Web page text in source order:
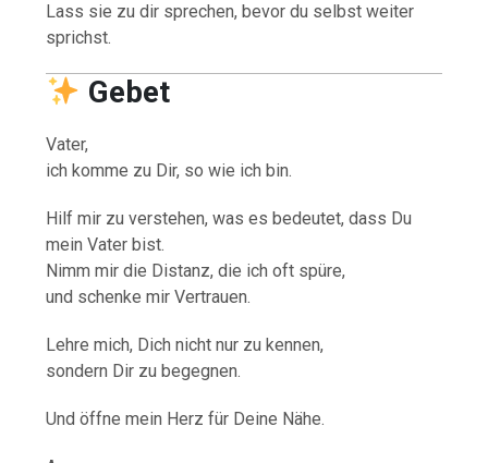
Lass sie zu dir sprechen, bevor du selbst weiter
sprichst.
Gebet
Vater,
ich komme zu Dir, so wie ich bin.
Hilf mir zu verstehen, was es bedeutet, dass Du
mein Vater bist.
Nimm mir die Distanz, die ich oft spüre,
und schenke mir Vertrauen.
Lehre mich, Dich nicht nur zu kennen,
sondern Dir zu begegnen.
Und öffne mein Herz für Deine Nähe.